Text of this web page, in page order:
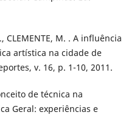
CLEMENTE, M. . A influência
artística na cidade de
v. 16, p. 1-10, 2011.
de técnica na
Geral: experiências e